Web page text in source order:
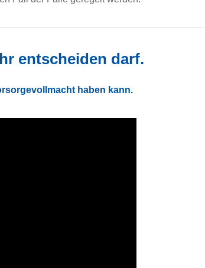
entscheiden darf.
haben kann.